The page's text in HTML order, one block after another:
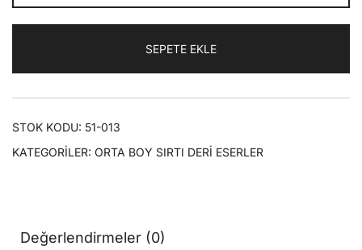
|
Boy
(Sırtı
Deri)
SEPETE EKLE
STOK KODU: 51-013
KATEGORILER: ORTA BOY SIRTI DERİ ESERLER
Değerlendirmeler (0)